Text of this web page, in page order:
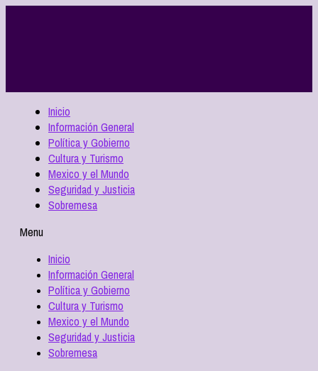
Inicio
Información General
Política y Gobierno
Cultura y Turismo
Mexico y el Mundo
Seguridad y Justicia
Sobremesa
Menu
Inicio
Información General
Política y Gobierno
Cultura y Turismo
Mexico y el Mundo
Seguridad y Justicia
Sobremesa